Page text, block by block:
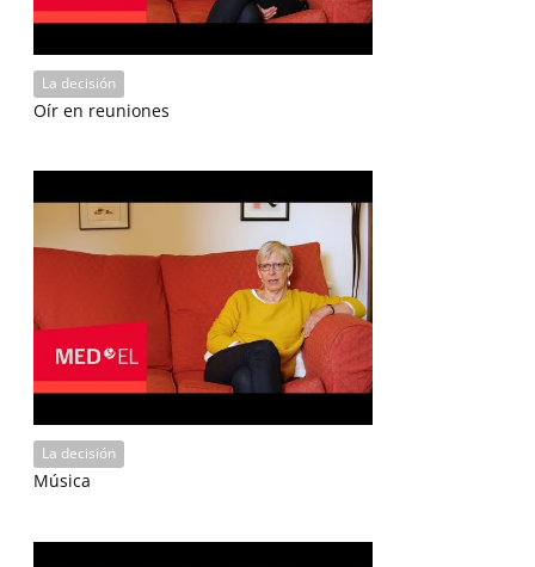
La decisión
Oír en reuniones
La decisión
Música